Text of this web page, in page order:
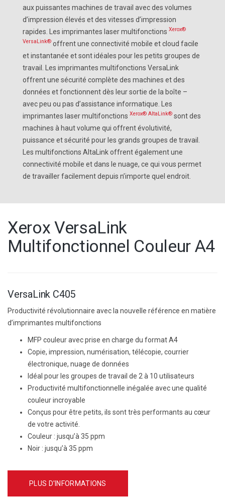
aux puissantes machines de travail avec des volumes
d’impression élevés et des vitesses d’impression
rapides. Les imprimantes laser multifonctions Xerox®
VersaLink® offrent une connectivité mobile et cloud facile
et instantanée et sont idéales pour les petits groupes de
travail. Les imprimantes multifonctions VersaLink
offrent une sécurité complète des machines et des
données et fonctionnent dès leur sortie de la boîte –
avec peu ou pas d’assistance informatique. Les
imprimantes laser multifonctions Xerox® AltaLink® sont des
machines à haut volume qui offrent évolutivité,
puissance et sécurité pour les grands groupes de travail.
Les multifonctions AltaLink offrent également une
connectivité mobile et dans le nuage, ce qui vous permet
de travailler facilement depuis n’importe quel endroit.
Xerox VersaLink
Multifonctionnel Couleur A4
VersaLink C405
Productivité révolutionnaire avec la nouvelle référence en matière
d’imprimantes multifonctions
MFP couleur avec prise en charge du format A4
Copie, impression, numérisation, télécopie, courrier
électronique, nuage de données
Idéal pour les groupes de travail de 2 à 10 utilisateurs
Productivité multifonctionnelle inégalée avec une qualité
couleur incroyable
Conçus pour être petits, ils sont très performants au cœur
de votre activité.
Couleur : jusqu’à 35 ppm
Noir : jusqu’à 35 ppm
PLUS D'INFORMATIONS